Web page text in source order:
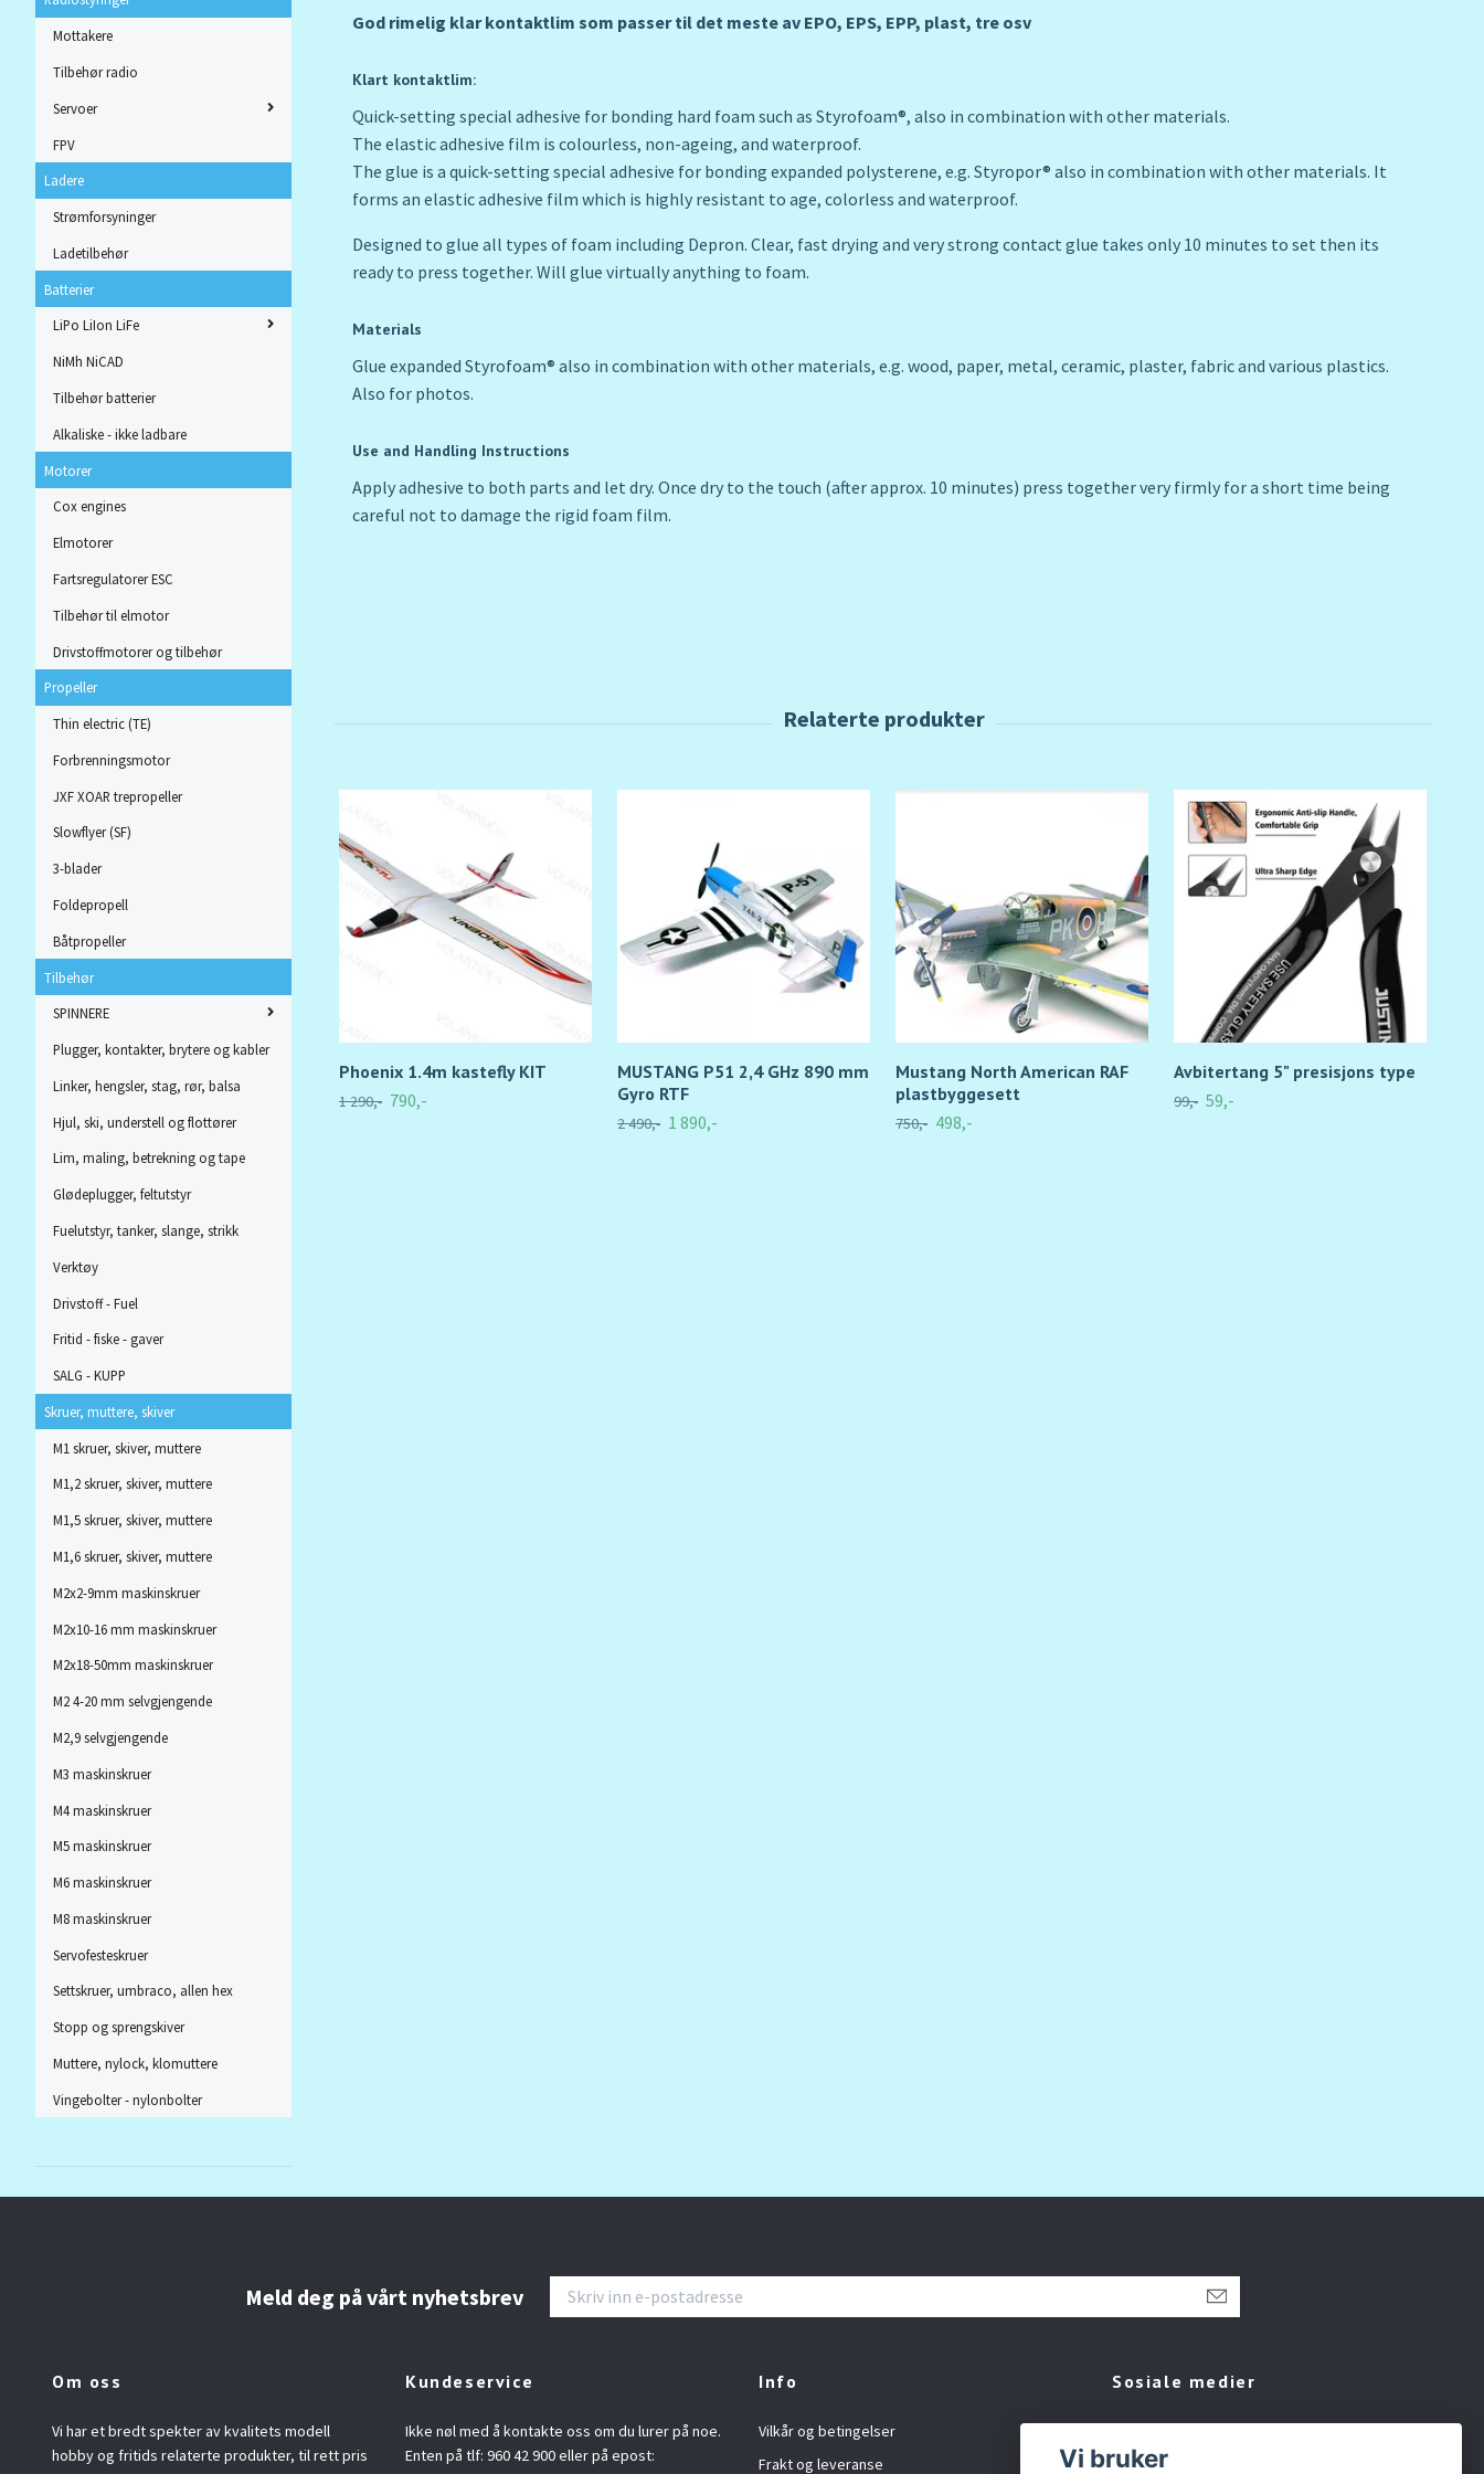
Mottakere
Tilbehør radio
Servoer
FPV
Ladere
Strømforsyninger
Ladetilbehør
Batterier
LiPo LiIon LiFe
NiMh NiCAD
Tilbehør batterier
Alkaliske - ikke ladbare
Motorer
Cox engines
Elmotorer
Fartsregulatorer ESC
Tilbehør til elmotor
Drivstoffmotorer og tilbehør
Propeller
Thin electric (TE)
Forbrenningsmotor
JXF XOAR trepropeller
Slowflyer (SF)
3-blader
Foldepropell
Båtpropeller
Tilbehør
SPINNERE
Plugger, kontakter, brytere og kabler
Linker, hengsler, stag, rør, balsa
Hjul, ski, understell og flottører
Lim, maling, betrekning og tape
Glødeplugger, feltutstyr
Fuelutstyr, tanker, slange, strikk
Verktøy
Drivstoff - Fuel
Fritid - fiske - gaver
SALG - KUPP
Skruer, muttere, skiver
M1 skruer, skiver, muttere
M1,2 skruer, skiver, muttere
M1,5 skruer, skiver, muttere
M1,6 skruer, skiver, muttere
M2x2-9mm maskinskruer
M2x10-16 mm maskinskruer
M2x18-50mm maskinskruer
M2 4-20 mm selvgjengende
M2,9 selvgjengende
M3 maskinskruer
M4 maskinskruer
M5 maskinskruer
M6 maskinskruer
M8 maskinskruer
Servofesteskruer
Settskruer, umbraco, allen hex
Stopp og sprengskiver
Muttere, nylock, klomuttere
Vingebolter - nylonbolter
God rimelig klar kontaktlim som passer til det meste av EPO, EPS, EPP, plast, tre osv
Klart kontaktlim:
Quick-setting special adhesive for bonding hard foam such as Styrofoam®, also in combination with other materials.
The elastic adhesive film is colourless, non-ageing, and waterproof.
The glue is a quick-setting special adhesive for bonding expanded polysterene, e.g. Styropor® also in combination with other materials. It
forms an elastic adhesive film which is highly resistant to age, colorless and waterproof.
Designed to glue all types of foam including Depron. Clear, fast drying and very strong contact glue takes only 10 minutes to set then its
ready to press together. Will glue virtually anything to foam.
Materials
Glue expanded Styrofoam® also in combination with other materials, e.g. wood, paper, metal, ceramic, plaster, fabric and various plastics.
Also for photos.
Use and Handling Instructions
Apply adhesive to both parts and let dry. Once dry to the touch (after approx. 10 minutes) press together very firmly for a short time being
careful not to damage the rigid foam film.
Phoenix 1.4m kastefly KIT
1 290,- 790,-
MUSTANG P51 2,4 GHz 890 mm
Gyro RTF
2 490,- 1 890,-
Mustang North American RAF
plastbyggesett
750,- 498,-
Avbitertang 5" presisjons type
99,- 59,-
Meld deg på vårt nyhetsbrev
Om oss
Vi har et bredt spekter av kvalitets modell
hobby og fritids relaterte produkter, til rett pris
Kundeservice
Ikke nøl med å kontakte oss om du lurer på noe.
Enten på tlf: 960 42 900 eller på epost:
Info
Vilkår og betingelser
Frakt og leveranse
Sosiale medier
Vi bruker